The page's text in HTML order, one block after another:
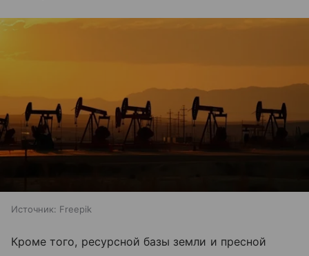
Источник: Freepik
Кроме того, ресурсной базы земли и пресной